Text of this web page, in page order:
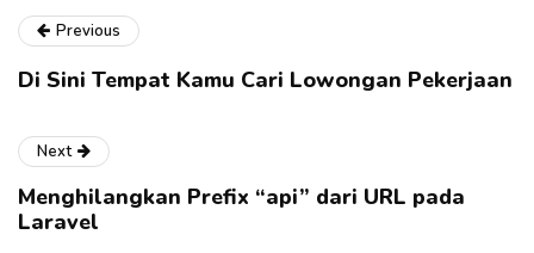
Previous
Di Sini Tempat Kamu Cari Lowongan Pekerjaan
Next
Menghilangkan Prefix “api” dari URL pada
Laravel